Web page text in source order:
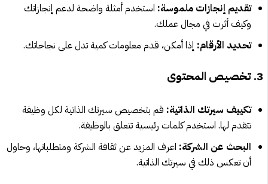
تقديم إنجازات ملموسة: استخدم أمثلة واضحة لدعم إنجازاتك
وكيف أثرت في مجال عملك.
تحديد الأرقام: إذا أمكن، قدم معلومات كمية تدل على نجاحاتك.
3. تخصيص المحتوى
تكييف سيرتك الذاتية: قم بتخصيص سيرتك الذاتية لكل وظيفة
تتقدم لها. استخدم كلمات رئيسية تتعلق بالوظيفة.
البحث عن الشركة: اعرف المزيد عن ثقافة الشركة ومتطلباتها، وحاول
أن تعكس ذلك في سيرتك الذاتية.